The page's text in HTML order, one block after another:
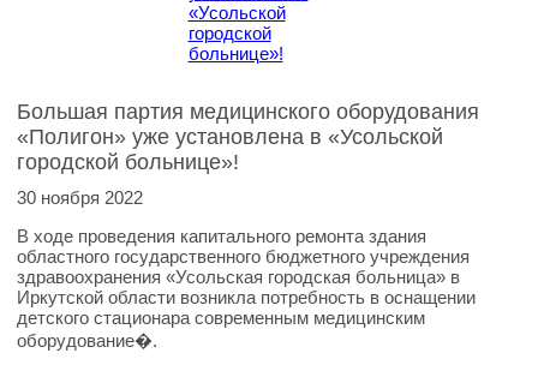
Большая партия медицинского оборудования
«Полигон» уже установлена в «Усольской
городской больнице»!
30 ноября 2022
В ходе проведения капитального ремонта здания
областного государственного бюджетного учреждения
здравоохранения «Усольская городская больница» в
Иркутской области возникла потребность в оснащении
детского стационара современным медицинским
оборудование�.